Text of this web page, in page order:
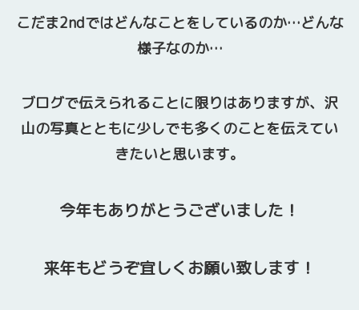
こだま2ndではどんなことをしているのか…どんな
様子なのか…
ブログで伝えられることに限りはありますが、沢
山の写真とともに少しでも多くのことを伝えてい
きたいと思います。
今年もありがとうございました！
来年もどうぞ宜しくお願い致します！